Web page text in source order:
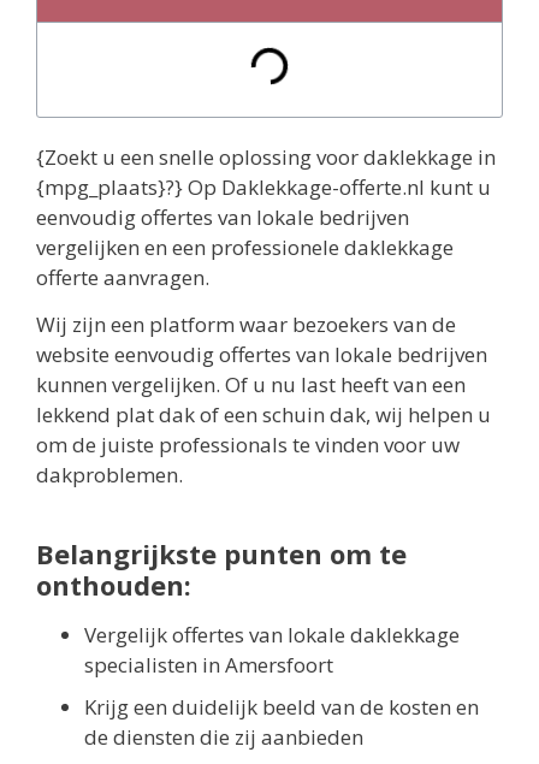
{Zoekt u een snelle oplossing voor daklekkage in
{mpg_plaats}?} Op Daklekkage-offerte.nl kunt u
eenvoudig offertes van lokale bedrijven
vergelijken en een professionele daklekkage
offerte aanvragen.
Wij zijn een platform waar bezoekers van de
website eenvoudig offertes van lokale bedrijven
kunnen vergelijken. Of u nu last heeft van een
lekkend plat dak of een schuin dak, wij helpen u
om de juiste professionals te vinden voor uw
dakproblemen.
Belangrijkste punten om te
onthouden:
Vergelijk offertes van lokale daklekkage
specialisten in Amersfoort
Krijg een duidelijk beeld van de kosten en
de diensten die zij aanbieden